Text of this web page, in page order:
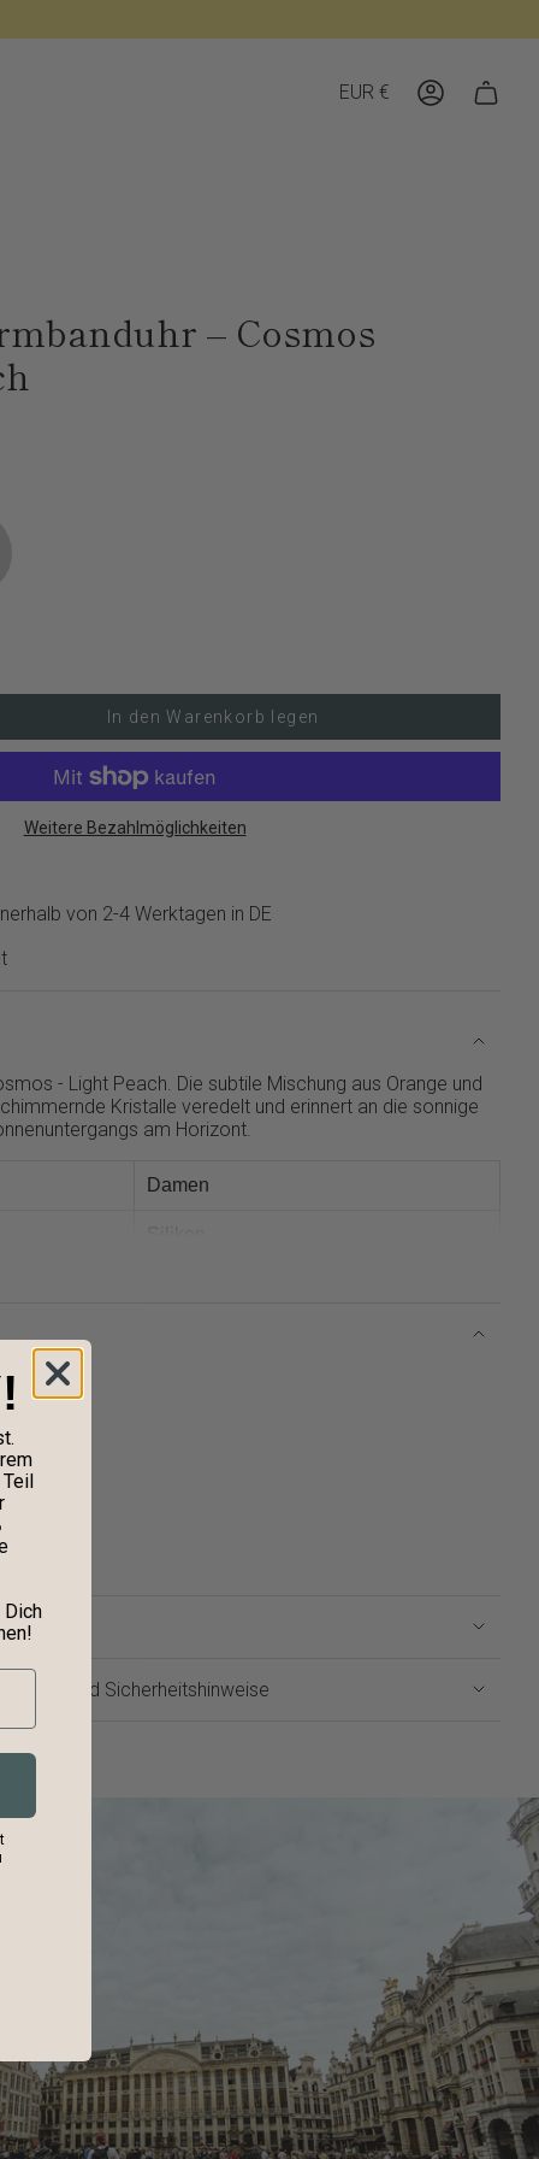
Währung
EUR € Konto
– Cosmos
In den Warenkorb legen
Weitere Bezahlmöglichkeiten
von 2-4 Werktagen in DE
- Light Peach. Die subtile Mischung aus Orange und
Kristalle veredelt und erinnert an die sonnige
am Horizont.
Damen
und Sicherheitshinweise